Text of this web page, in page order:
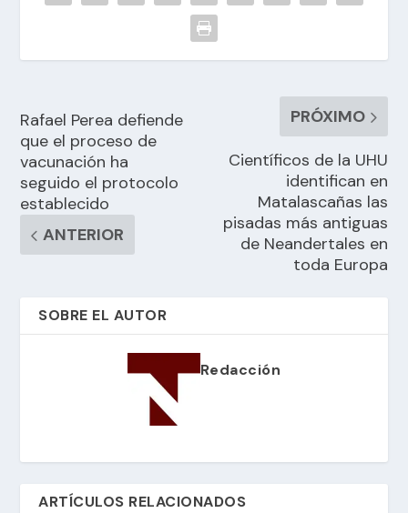
Rafael Perea defiende
que el proceso de
vacunación ha
seguido el protocolo
establecido
ANTERIOR
PRÓXIMO
Científicos de la UHU
identifican en
Matalascañas las
pisadas más antiguas
de Neandertales en
toda Europa
SOBRE EL AUTOR
Redacción
ARTÍCULOS RELACIONADOS